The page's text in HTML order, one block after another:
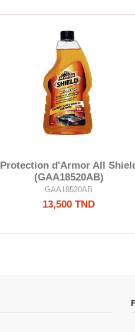
Protection d'Armor All
(GAA18520AB)
GAA18520AB
13,500 TND